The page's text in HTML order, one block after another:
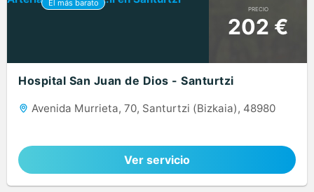
PRECIO
202 €
Hospital San Juan de Dios - Santurtzi
Avenida Murrieta, 70, Santurtzi (Bizkaia), 48980
Ver servicio